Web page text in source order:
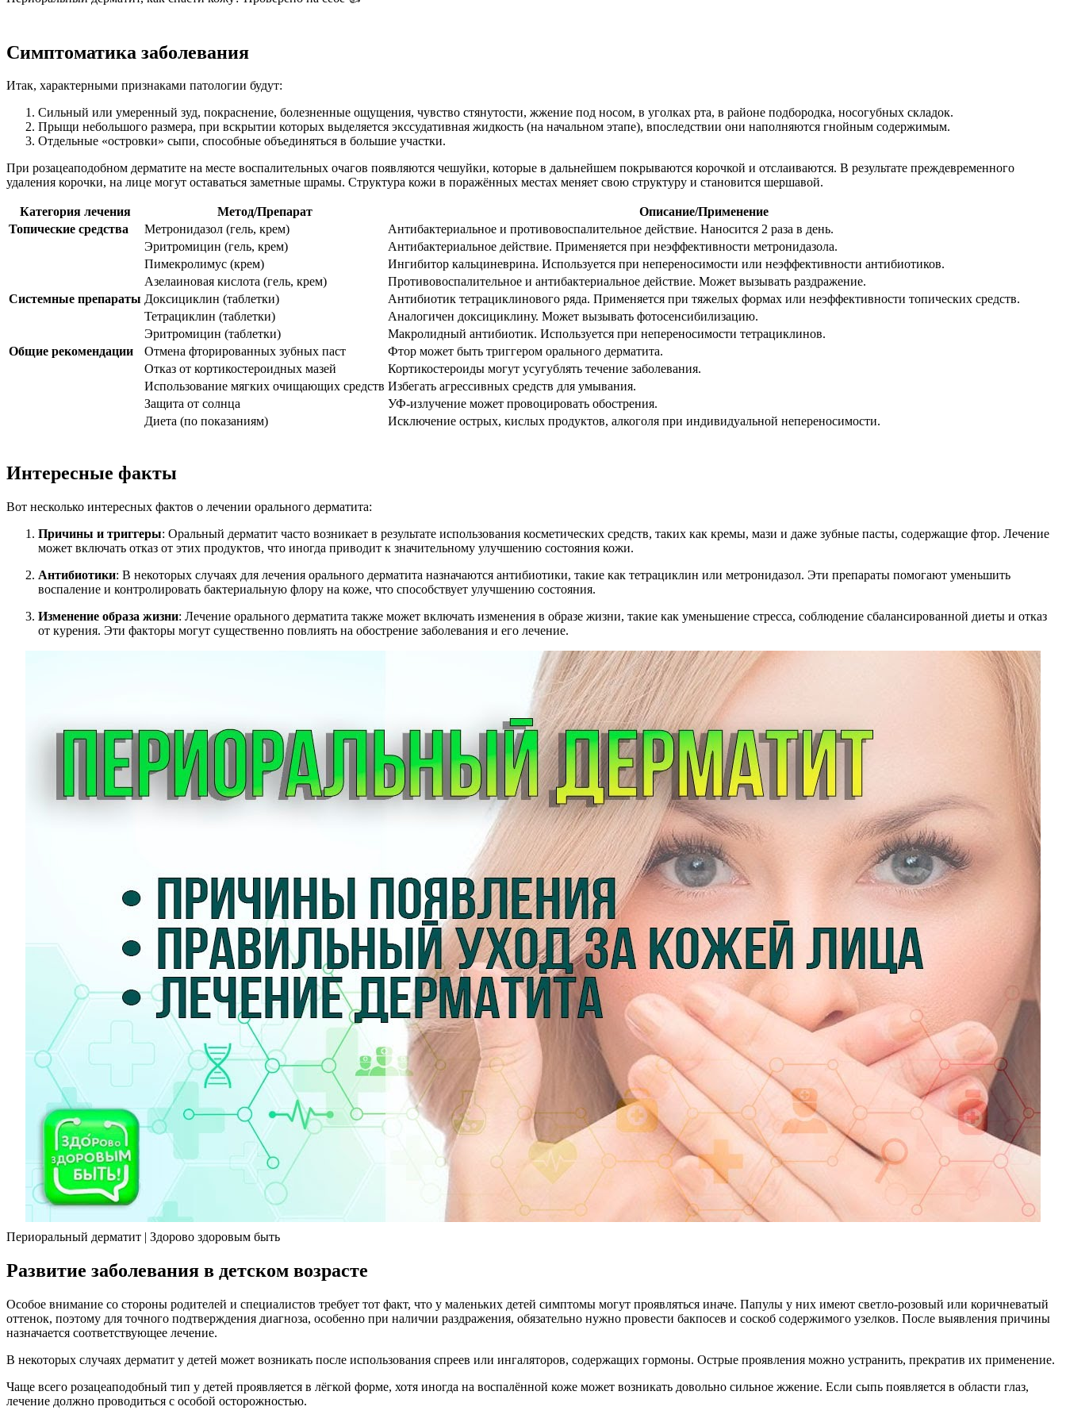
Симптоматика заболевания
Итак, характерными признаками патологии будут:
Сильный или умеренный зуд, покраснение, болезненные ощущения, чувство стянутости, жжение под носом, в уголках рта, в районе подбородка, носогубных складок.
Прыщи небольшого размера, при вскрытии которых выделяется экссудативная жидкость (на начальном этапе), впоследствии они наполняются гнойным содержимым.
Отдельные «островки» сыпи, способные объединяться в большие участки.
При розацеаподобном дерматите на месте воспалительных очагов появляются чешуйки, которые в дальнейшем покрываются корочкой и отслаиваются. В результате преждевременного
удаления корочки, на лице могут оставаться заметные шрамы. Структура кожи в поражённых местах меняет свою структуру и становится шершавой.
Категория лечения Метод/Препарат
Описание/Применение
Топические средства
Метронидазол (гель, крем)
Антибактериальное и противовоспалительное действие. Наносится 2 раза в день.
Эритромицин (гель, крем)
Антибактериальное действие. Применяется при неэффективности метронидазола.
Пимекролимус (крем)
Ингибитор кальциневрина. Используется при непереносимости или неэффективности антибиотиков.
Азелаиновая кислота (гель, крем)
Противовоспалительное и антибактериальное действие. Может вызывать раздражение.
Системные препараты Доксициклин (таблетки)
Антибиотик тетрациклинового ряда. Применяется при тяжелых формах или неэффективности топических средств.
Тетрациклин (таблетки)
Аналогичен доксициклину. Может вызывать фотосенсибилизацию.
Эритромицин (таблетки)
Макролидный антибиотик. Используется при непереносимости тетрациклинов.
Общие рекомендации
Отмена фторированных зубных паст
Фтор может быть триггером орального дерматита.
Отказ от кортикостероидных мазей
Кортикостероиды могут усугублять течение заболевания.
Использование мягких очищающих средств Избегать агрессивных средств для умывания.
Защита от солнца
УФ-излучение может провоцировать обострения.
Диета (по показаниям)
Исключение острых, кислых продуктов, алкоголя при индивидуальной непереносимости.
Интересные факты
Вот несколько интересных фактов о лечении орального дерматита:
Причины и триггеры: Оральный дерматит часто возникает в результате использования косметических средств, таких как кремы, мази и даже зубные пасты, содержащие фтор. Лечение
может включать отказ от этих продуктов, что иногда приводит к значительному улучшению состояния кожи.
Антибиотики: В некоторых случаях для лечения орального дерматита назначаются антибиотики, такие как тетрациклин или метронидазол. Эти препараты помогают уменьшить
воспаление и контролировать бактериальную флору на коже, что способствует улучшению состояния.
Изменение образа жизни: Лечение орального дерматита также может включать изменения в образе жизни, такие как уменьшение стресса, соблюдение сбалансированной диеты и отказ
от курения. Эти факторы могут существенно повлиять на обострение заболевания и его лечение.
Периоральный дерматит | Здорово здоровым быть
Развитие заболевания в детском возрасте
Особое внимание со стороны родителей и специалистов требует тот факт, что у маленьких детей симптомы могут проявляться иначе. Папулы у них имеют светло-розовый или коричневатый
оттенок, поэтому для точного подтверждения диагноза, особенно при наличии раздражения, обязательно нужно провести бакпосев и соскоб содержимого узелков. После выявления причины
назначается соответствующее лечение.
В некоторых случаях дерматит у детей может возникать после использования спреев или ингаляторов, содержащих гормоны. Острые проявления можно устранить, прекратив их применение.
Чаще всего розацеаподобный тип у детей проявляется в лёгкой форме, хотя иногда на воспалённой коже может возникать довольно сильное жжение. Если сыпь появляется в области глаз,
лечение должно проводиться с особой осторожностью.